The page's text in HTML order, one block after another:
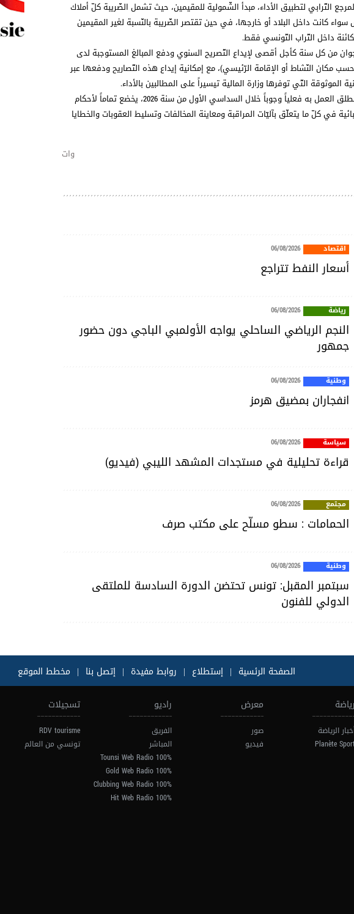
التّرابي لتطبيق الأداء، مبدأ الشّمولية للمقيمين، حيث تشمل الضّريبة كلّ أملاك
كانت داخل البلاد أو خارجها، في حين تقتصر الضّريبة بالنّسبة لغير المقيمين
داخل التّراب التّونسي فقط.
من كل سنة كأجل أقصى لإيداع التّصريح السنوي ودفع المبالغ المستوجبة لدى
مكان النّشاط أو الإقامة الرّئيسي)، مع إمكانية إيداع هذه التّصاريح ودفعها عبر
الموثوقة التّي توفرها وزارة المالية تيسيراً على المطالبين بالأداء.
يُذكر أن هذا الإجراء، الذي ينطلق العمل به فعلياً وجوباً خلال السداسي الأول من سنة 2026، يخضع تماماً لأحكام
في كلّ ما يتعلّق بآليّات المراقبة ومعاينة المخالفات وتسليط العقوبات والخطايا
وات
اقتصاد 06/08/2026
أسعار النفط تتراجع
رياضة 06/08/2026
النجم الرياضي الساحلي يواجه الأولمبي الباجي دون حضور
جمهور
وطنية 06/08/2026
انفجاران بمضيق هرمز
سياسة 06/08/2026
قراءة تحليلية في مستجدات المشهد الليبي (فيديو)
مجتمع 06/08/2026
الحمامات : سطو مسلّح على مكتب صرف
وطنية 06/08/2026
سبتمبر المقبل: تونس تحتضن الدورة السادسة للملتقى
الدولي للفنون
الصفحة الرئسية | إستطلاع | روابط مفيدة | إتصل بنا | مخطط الموقع
رياضة
الرياضة
Planète
معرض
صور
فيديو
راديو
الفريق
المباشر
100% Tounsi Web Radio
100% Gold Web Radio
100% Clubbing Web Radio
100% Hit Web Radio
تسجيلات
RDV tourisme
تونسي من العالم